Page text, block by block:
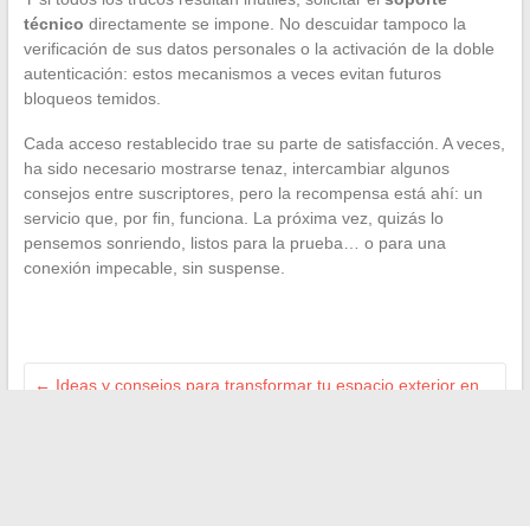
técnico directamente se impone. No descuidar tampoco la
verificación de sus datos personales o la activación de la doble
autenticación: estos mecanismos a veces evitan futuros
bloqueos temidos.
Cada acceso restablecido trae su parte de satisfacción. A veces,
ha sido necesario mostrarse tenaz, intercambiar algunos
consejos entre suscriptores, pero la recompensa está ahí: un
servicio que, por fin, funciona. La próxima vez, quizás lo
pensemos sonriendo, listos para la prueba… o para una
conexión impecable, sin suspense.
← Ideas y consejos para transformar tu espacio exterior en